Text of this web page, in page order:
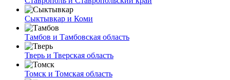
Сыктывкар и Коми
Тамбов и Тамбовская область
Тверь и Тверская область
Томск и Томская область